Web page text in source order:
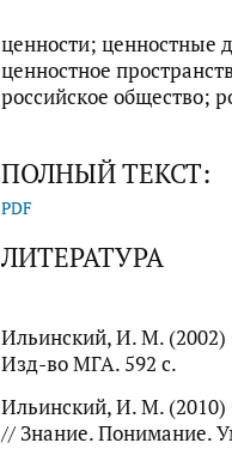
ценности; ценностные
ценностное
российское общество;
ПОЛНЫЙ ТЕКСТ:
PDF
ЛИТЕРАТУРА
Ильинский, И. М.
Изд-во МГА. 592 с.
Ильинский, И. М. (2010)
// Знание. Понимание.